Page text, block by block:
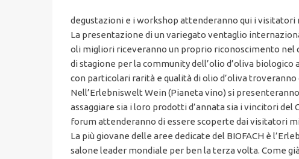
degustazioni e i workshop attenderanno qui i
La presentazione di un variegato ventaglio
oli migliori riceveranno un proprio riconoscimento nel
di stagione per la community dell’olio d’oliva
con particolari rarità e qualità di olio d’oliva
Nell’Erlebniswelt Wein (Pianeta vino) si
assaggiare sia i loro prodotti d’annata sia i vincitori del
forum attenderanno di essere scoperte dai visitatori
La più giovane delle aree dedicate del BIOFACH è
salone leader mondiale per ben la terza volta. Come